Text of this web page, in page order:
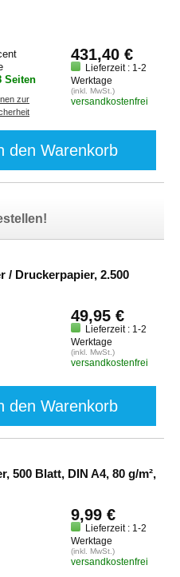
Seiten
zur
431,40 €
Lieferzeit : 1-2
Werktage
(inkl. MwSt.)
versandkostenfrei
den Warenkorb
/ Druckerpapier, 2.500
49,95 €
Lieferzeit : 1-2
Werktage
(inkl. MwSt.)
versandkostenfrei
den Warenkorb
500 Blatt, DIN A4, 80 g/m²,
9,99 €
Lieferzeit : 1-2
Werktage
(inkl. MwSt.)
versandkostenfrei